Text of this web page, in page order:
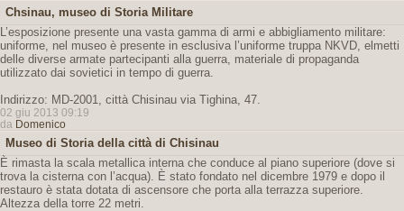
Chsinau, museo di Storia Militare
L’esposizione presente una vasta gamma di armi e abbigliamento militare:
uniforme, nel museo è presente in esclusiva l’uniforme truppa NKVD, elmetti
delle diverse armate partecipanti alla guerra, materiale di propaganda
utilizzato dai sovietici in tempo di guerra.
Indirizzo: MD-2001, città Chisinau via Tighina, 47.
02 giu 2013 09:19
da Domenico
Museo di Storia della città di Chisinau
È rimasta la scala metallica interna che conduce al piano superiore (dove si
trova la cisterna con l’acqua). È stato fondato nel dicembre 1979 e dopo il
restauro è stata dotata di ascensore che porta alla terrazza superiore.
Altezza della torre 22 metri.